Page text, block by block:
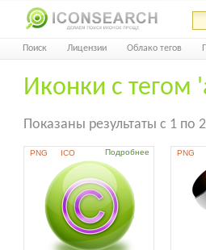
Поиск Лицензии Облако тегов
Иконки с тегом
Показаны результаты с 1 по
PNG ICO Подробнее PNG